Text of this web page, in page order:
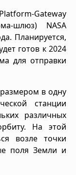
Gateway
шлюз) NASA
Планируется,
готов к 2024
для отправки
в одну
станции
различных
На этой
возле точки
поля Земли и